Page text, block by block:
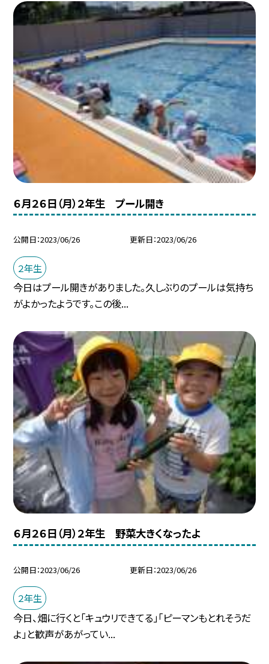
６月２６日（月）２年生 プール開き
公開日 2023/06/26 更新日 2023/06/26
２年生
今日はプール開きがありました。久しぶりのプールは気持ち
がよかったようです。この後...
６月２６日（月）２年生 野菜大きくなったよ
公開日 2023/06/26 更新日 2023/06/26
２年生
今日、畑に行くと「キュウリできてる」「ピーマンもとれそうだ
よ」と歓声があがってい...